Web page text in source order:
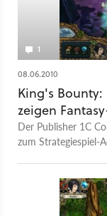
1
08.06.2010
King's Bounty:
zeigen
Der Publisher 1C
zum Strategiespiel-